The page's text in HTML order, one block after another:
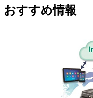
おすすめ情報